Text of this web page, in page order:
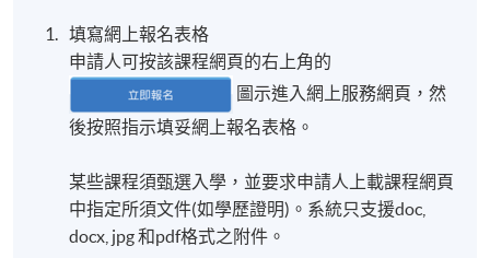
填寫網上報名表格
申請人可按該課程網頁的右上角的
圖示進入網上服務網頁，然
後按照指示填妥網上報名表格。
某些課程須甄選入學，並要求申請人上載課程網頁
中指定所須文件(如學歷證明)。系統只支援doc,
docx, jpg 和pdf格式之附件。